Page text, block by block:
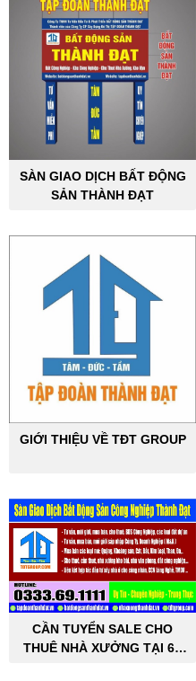
SÀN GIAO DỊCH BẤT ĐỘNG
SẢN THÀNH ĐẠT
GIỚI THIỆU VỀ TĐT GROUP
CẦN TUYỂN SALE CHO
THUÊ NHÀ XƯỞNG TẠI 63